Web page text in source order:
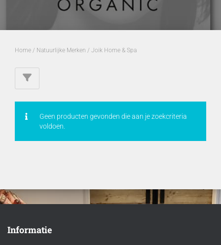
a
Home / Natuurlijke Merken / Joik Home & Spa
Geen producten gevonden die aan je zoekcriteria
voldoen.
Informatie